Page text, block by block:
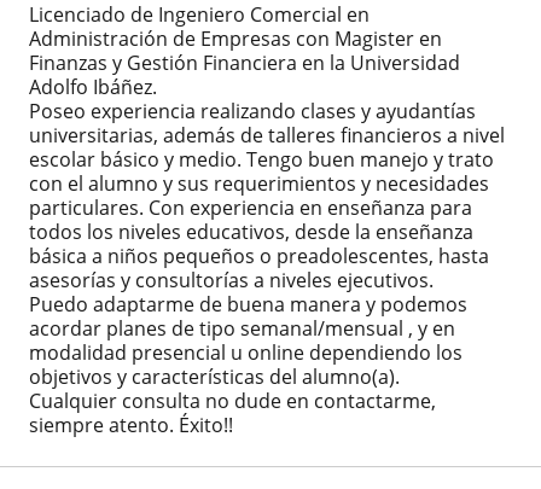
Licenciado de Ingeniero Comercial en
Administración de Empresas con Magister en
Finanzas y Gestión Financiera en la Universidad
Adolfo Ibáñez.
Poseo experiencia realizando clases y ayudantías
universitarias, además de talleres financieros a nivel
escolar básico y medio. Tengo buen manejo y trato
con el alumno y sus requerimientos y necesidades
particulares. Con experiencia en enseñanza para
todos los niveles educativos, desde la enseñanza
básica a niños pequeños o preadolescentes, hasta
asesorías y consultorías a niveles ejecutivos.
Puedo adaptarme de buena manera y podemos
acordar planes de tipo semanal/mensual , y en
modalidad presencial u online dependiendo los
objetivos y características del alumno(a).
Cualquier consulta no dude en contactarme,
siempre atento. Éxito!!